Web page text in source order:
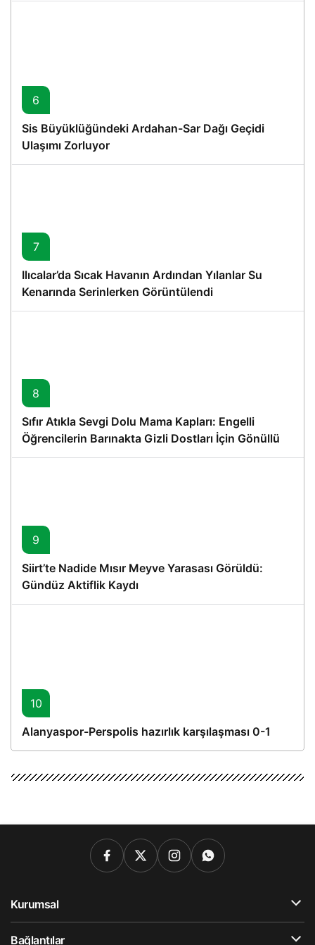
6
Sis Büyüklüğündeki Ardahan-Sar Dağı Geçidi
Ulaşımı Zorluyor
7
Ilıcalar’da Sıcak Havanın Ardından Yılanlar Su
Kenarında Serinlerken Görüntülendi
8
Sıfır Atıkla Sevgi Dolu Mama Kapları: Engelli
Öğrencilerin Barınakta Gizli Dostları İçin Gönüllü
Proje
9
Siirt’te Nadide Mısır Meyve Yarasası Görüldü:
Gündüz Aktiflik Kaydı
10
Alanyaspor-Perspolis hazırlık karşılaşması 0-1
Kurumsal
Bağlantılar